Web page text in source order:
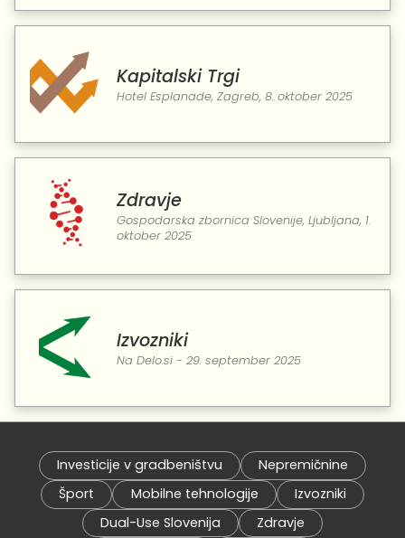
Kapitalski Trgi
Hotel Esplanade, Zagreb, 8. oktober 2025
Zdravje
Gospodarska zbornica Slovenije, Ljubljana, 1.
oktober 2025
Izvozniki
Na Delo.si - 29. september 2025
Investicije v gradbeništvu
Nepremičnine
Šport
Mobilne tehnologije
Izvozniki
Dual-Use Slovenija
Zdravje